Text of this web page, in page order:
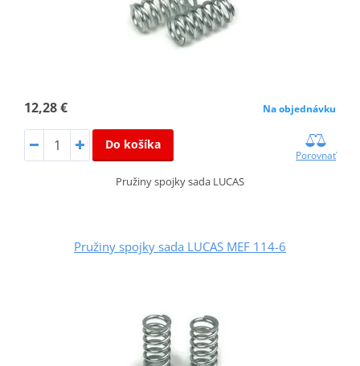
12,28 € Na objednávku
Do košíka
Porovnať
Pružiny spojky sada LUCAS
Pružiny spojky sada LUCAS MEF 114-6